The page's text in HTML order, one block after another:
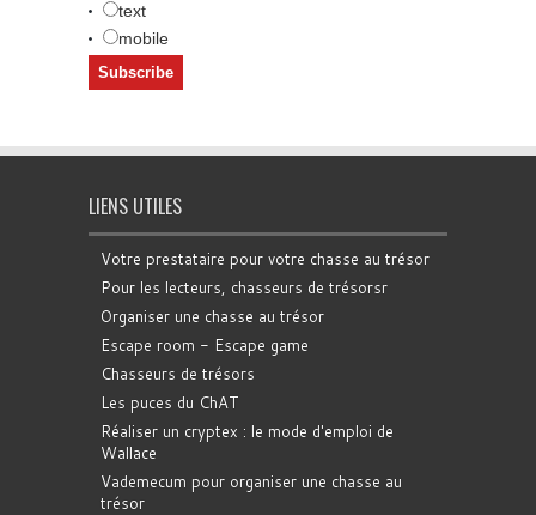
text
mobile
LIENS UTILES
Votre prestataire pour votre chasse au trésor
Pour les lecteurs, chasseurs de trésorsr
Organiser une chasse au trésor
Escape room - Escape game
Chasseurs de trésors
Les puces du ChAT
Réaliser un cryptex : le mode d'emploi de
Wallace
Vademecum pour organiser une chasse au
trésor